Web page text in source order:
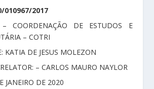
010967/2017
– COORDENAÇÃO DE ESTUDOS E
– COTRI
KATIA DE JESUS MOLEZON
– CARLOS MAURO NAYLOR
JANEIRO DE 2020